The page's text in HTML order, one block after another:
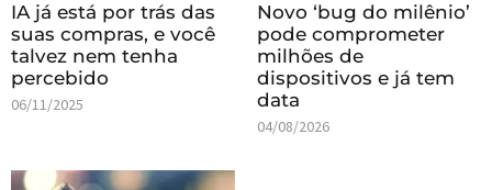
IA já está por trás das
suas compras, e você
talvez nem tenha
percebido
06/11/2025
Novo ‘bug do milênio’
pode comprometer
milhões de
dispositivos e já tem
data
04/08/2026